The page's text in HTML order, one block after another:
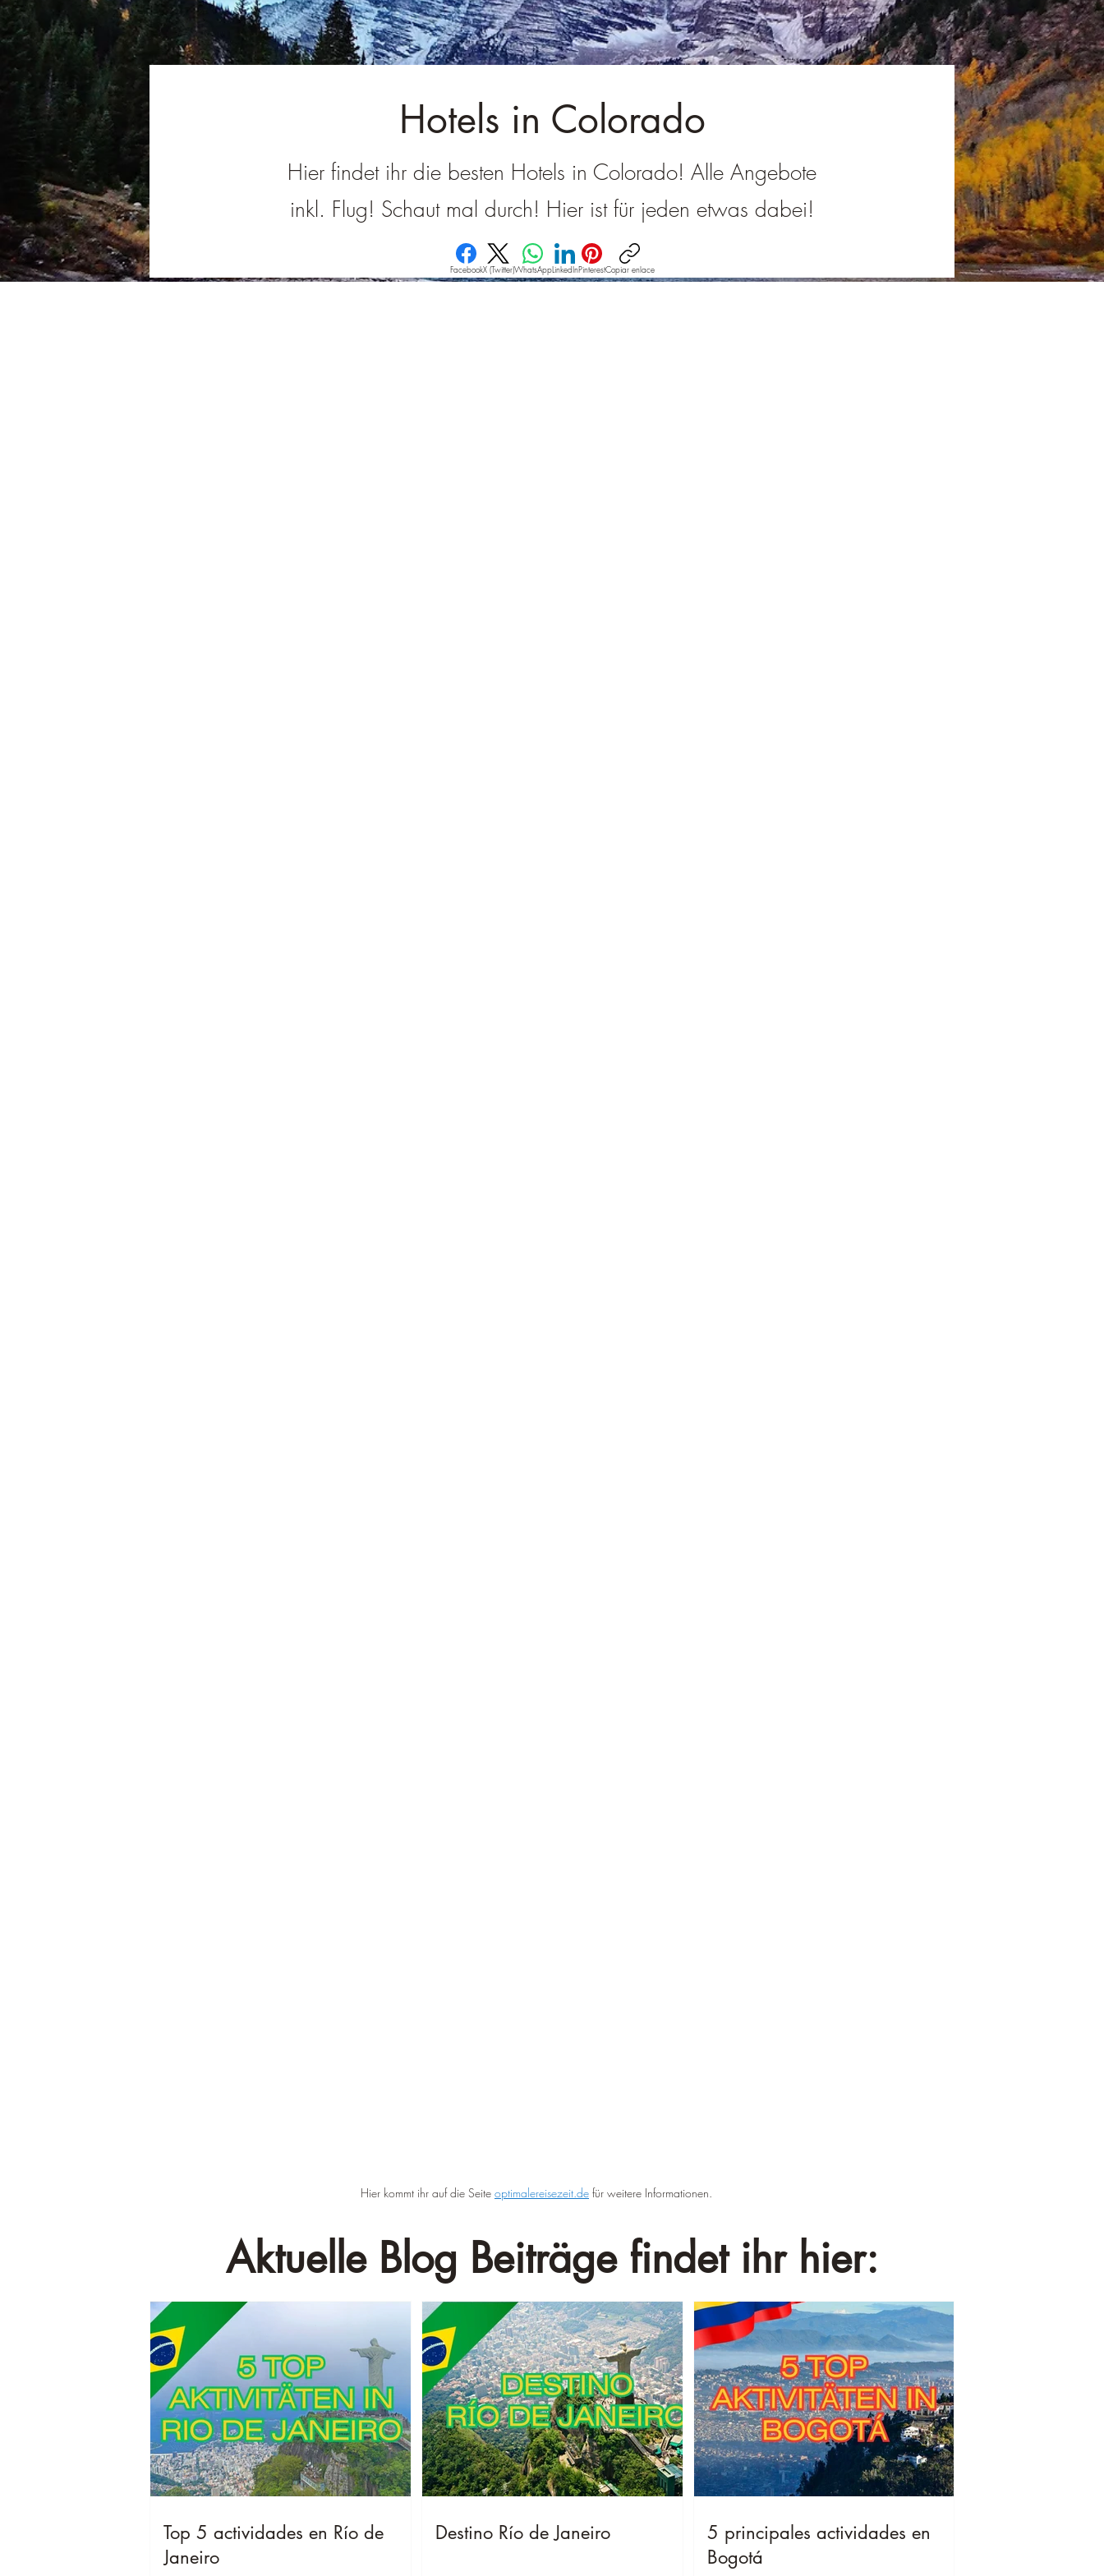
Hotels in Colorado
Hier findet ihr die besten Hotels in Colorado! Alle Angebote
inkl. Flug! Schaut mal durch! Hier ist für jeden etwas dabei!
FacebookX (Twitter)WhatsAppLinkedInPinterestCopiar enlace
Hier kommt ihr auf die Seite optimalereisezeit.de für weitere Informationen.
Aktuelle Blog Beiträge findet ihr hier:
Top 5 actividades en Río de
Janeiro
Destino Río de Janeiro
5 principales actividades en
Bogotá